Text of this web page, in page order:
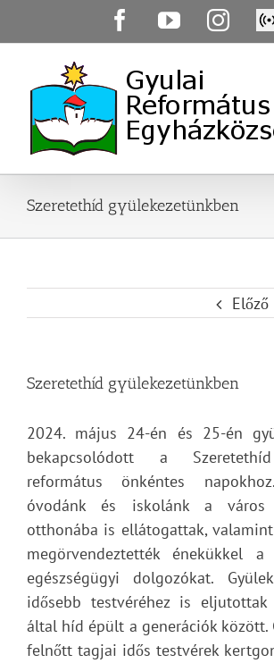
FacebookYouTube
Szeretethíd gyülekezetünkben
Előző
Szeretethíd gyülekezetünkben
2024. május 24-én és 25-én
bekapcsolódott a
református önkéntes
óvodánk és iskolánk a
otthonába is ellátogattak,
megörvendeztették énekükkel
egészségügyi dolgozókat.
idősebb testvéréhez is
által híd épült a generációk között.
felnőtt tagjai idős testvérek